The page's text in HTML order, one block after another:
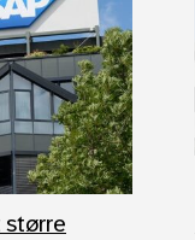
større